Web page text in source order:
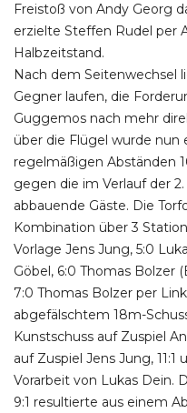
Freistoß von Andy Georg
erzielte Steffen Rudel per
Halbzeitstand.
Nach dem Seitenwechsel
Gegner laufen, die
Guggemos nach mehr
über die Flügel wurde
regelmäßigen Abständen
gegen die im Verlauf der
abbauende Gäste. Die
Kombination über 3
Vorlage Jens Jung, 5:0
Göbel, 6:0 Thomas Bolzer
7:0 Thomas Bolzer per
abgefälschtem 18m-
Kunstschuss auf Zuspiel
auf Zuspiel Jens Jung, 11:1
Vorarbeit von Lukas Dein.
9:1 resultierte aus einem